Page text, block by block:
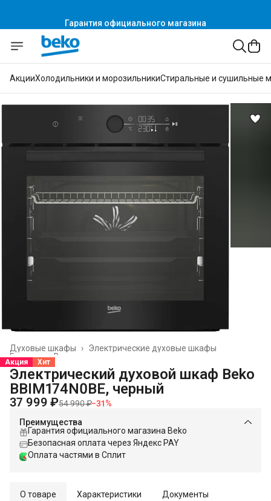
Гарантия официального магазина
АкцииХолодильники и морозильникиСтиральные и сушильные
Электрические духовые шкафы
Духовые шкафы
›
Встраиваемая техника
Главная ›
Акция Хит
Электрический духовой шкаф Beko
BBIM174N0BE, черный
37 999 ₽54 990 ₽−31%
Преимущества
Гарантия официального магазина Beko
Безопасная оплата через Яндекс PAY
Оплата частями в Сплит
О товаре Характеристики Документы